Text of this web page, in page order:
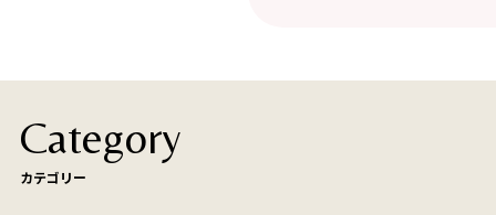
Category
カテゴリー